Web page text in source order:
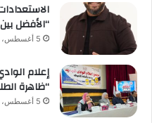
“الأفضل
5 أغسطس، 2026
إعلام
“ظاهرة
5 أغسطس، 2026